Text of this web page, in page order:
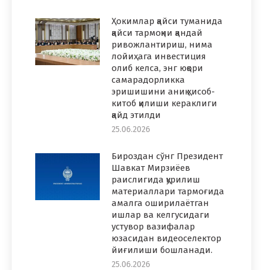
Ҳокимлар қайси туманида
қайси тармоқни қандай
ривожлантириш, нима
лойиҳага инвестиция
олиб келса, энг юқори
самарадорликка
эришишини аниқ ҳисоб-
китоб қилиши кераклиги
қайд этилди
25.06.2026
Бироздан сўнг Президент
Шавкат Мирзиёев
раислигида қурилиш
материаллари тармоғида
амалга оширилаётган
ишлар ва келгусидаги
устувор вазифалар
юзасидан видеоселектор
йиғилиши бошланади.
25.06.2026